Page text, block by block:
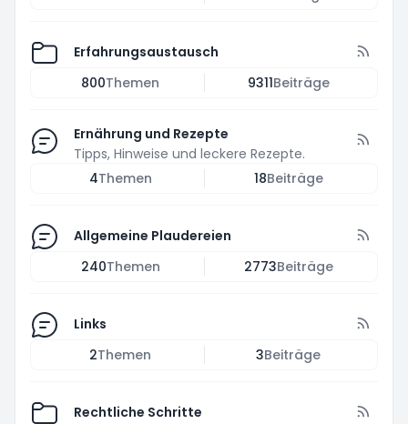
Erfahrungsaustausch
800Themen 9311Beiträge
Ernährung und Rezepte
Tipps, Hinweise und leckere Rezepte.
4Themen 18Beiträge
Allgemeine Plaudereien
240Themen 2773Beiträge
Links
2Themen 3Beiträge
Rechtliche Schritte